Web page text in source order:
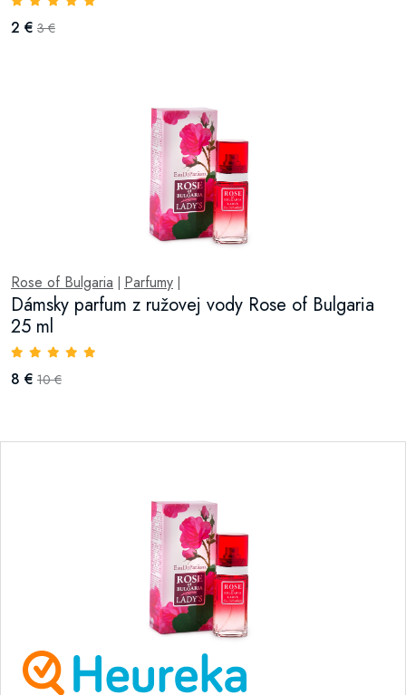
2 € 3 €
Rose of Bulgaria Parfumy
Dámsky parfum z ružovej vody Rose of Bulgaria
25 ml
8 € 10 €